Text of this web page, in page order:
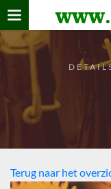
Home
verzamelen
De bierkaart
Bezoekers
Terug naar het